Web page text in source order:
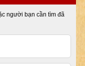
người bạn cần tìm đã